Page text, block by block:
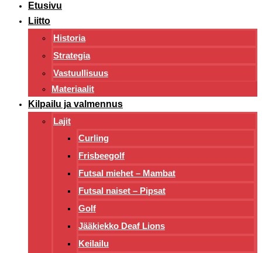
Etusivu
Liitto
Historia
Strategia
Vastuullisuus
Materiaalit
Kilpailu ja valmennus
Lajit
Curling
Frisbeegolf
Futsal miehet – Mambat
Futsal naiset – Pipsat
Golf
Jääkiekko Deaf Lions
Keilailu